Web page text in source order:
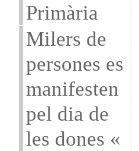
Primària
Milers de
persones es
manifesten
pel dia de
les dones «